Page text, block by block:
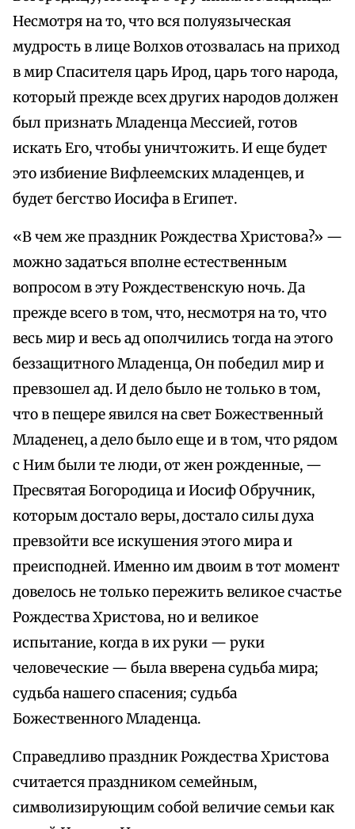
Несмотря на то, что вся полуязыческая
мудрость в лице Волхов отозвалась на приход
в мир Спасителя царь Ирод, царь того народа,
который прежде всех других народов должен
был признать Младенца Мессией, готов
искать Его, чтобы уничтожить. И еще будет
это избиение Вифлеемских младенцев, и
будет бегство Иосифа в Египет.
«В чем же праздник Рождества Христова?» —
можно задаться вполне естественным
вопросом в эту Рождественскую ночь. Да
прежде всего в том, что, несмотря на то, что
весь мир и весь ад ополчились тогда на этого
беззащитного Младенца, Он победил мир и
превзошел ад. И дело было не только в том,
что в пещере явился на свет Божественный
Младенец, а дело было еще и в том, что рядом
с Ним были те люди, от жен рожденные, —
Пресвятая Богородица и Иосиф Обручник,
которым достало веры, достало силы духа
превзойти все искушения этого мира и
преисподней. Именно им двоим в тот момент
довелось не только пережить великое счастье
Рождества Христова, но и великое
испытание, когда в их руки — руки
человеческие — была вверена судьба мира;
судьба нашего спасения; судьба
Божественного Младенца.
Справедливо праздник Рождества Христова
считается праздником семейным,
символизирующим собой величие семьи как